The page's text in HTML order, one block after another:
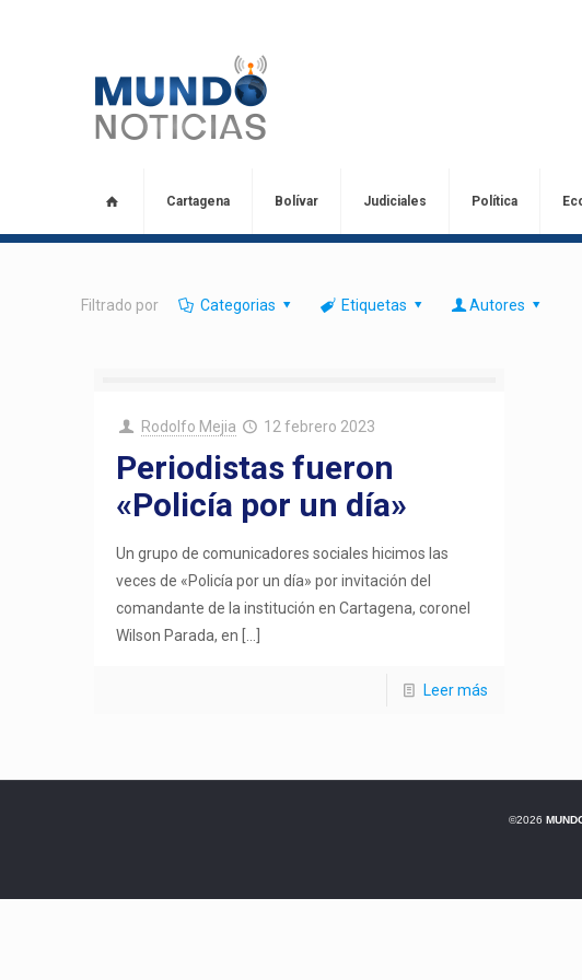
Cartagena Bolívar Judiciales Política
Filtrado por Categorias Etiquetas Autores
Rodolfo Mejia 12 febrero 2023
Periodistas fueron
«Policía por un día»
Un grupo de comunicadores sociales hicimos las
veces de «Policía por un día» por invitación del
comandante de la institución en Cartagena, coronel
Wilson Parada, en
Leer más
©2026